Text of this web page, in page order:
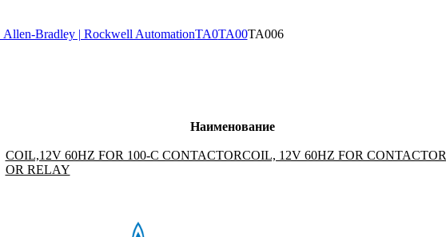
Allen-Bradley | Rockwell AutomationTA0TA00TA006
Наименование
COIL,12V 60HZ FOR 100-C CONTACTORCOIL, 12V 60HZ FOR CONTACTOR
OR RELAY